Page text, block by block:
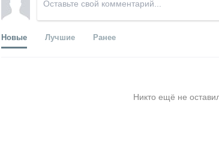
Новые Лучшие Ранее
Никто ещё не